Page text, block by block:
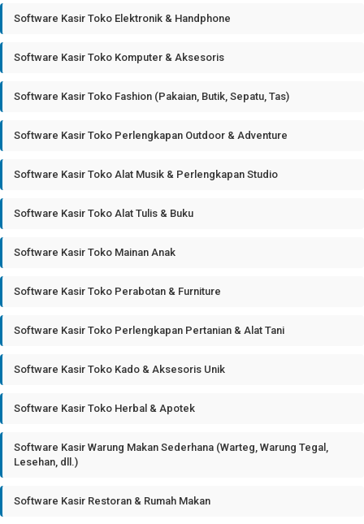
Software Kasir Toko Elektronik & Handphone
Software Kasir Toko Komputer & Aksesoris
Software Kasir Toko Fashion (Pakaian, Butik, Sepatu, Tas)
Software Kasir Toko Perlengkapan Outdoor & Adventure
Software Kasir Toko Alat Musik & Perlengkapan Studio
Software Kasir Toko Alat Tulis & Buku
Software Kasir Toko Mainan Anak
Software Kasir Toko Perabotan & Furniture
Software Kasir Toko Perlengkapan Pertanian & Alat Tani
Software Kasir Toko Kado & Aksesoris Unik
Software Kasir Toko Herbal & Apotek
Software Kasir Warung Makan Sederhana (Warteg, Warung Tegal,
Lesehan, dll.)
Software Kasir Restoran & Rumah Makan